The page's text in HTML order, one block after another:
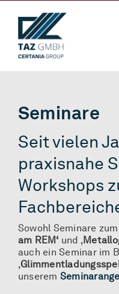
Inhalt
springen
Seminare
Seit vielen
praxisnahe
Workshops
Sowohl Seminare zum
am REM‘ und ‚
auch ein Seminar im
‚
unserem